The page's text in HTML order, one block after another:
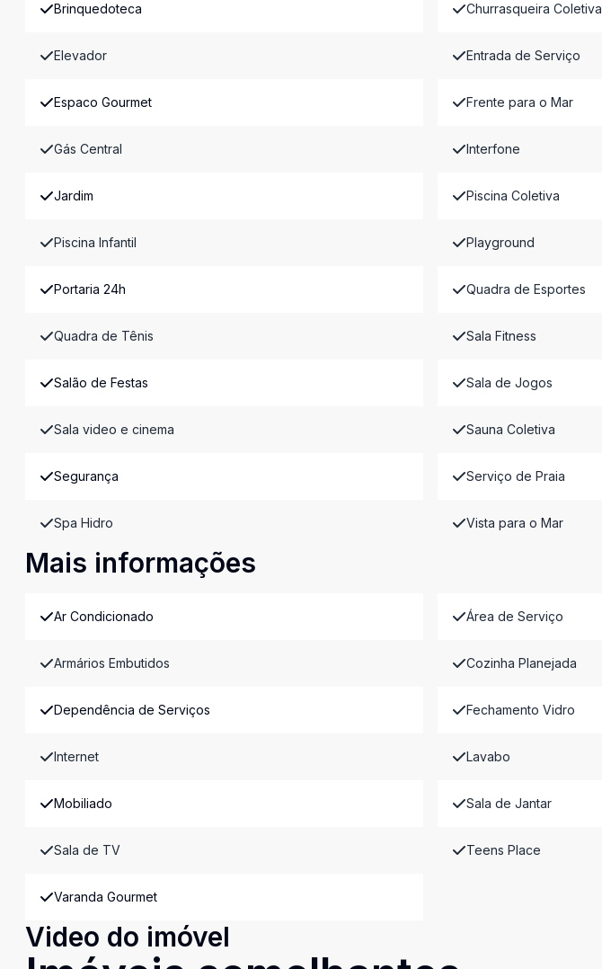
Brinquedoteca Churrasqueira Coletiva
Elevador Entrada de Serviço
Espaco Gourmet Frente para o Mar
Gás Central Interfone
Jardim Piscina Coletiva
Piscina Infantil Playground
Portaria 24h Quadra de Esportes
Quadra de Tênis Sala Fitness
Salão de Festas Sala de Jogos
Sala video e cinema Sauna Coletiva
Segurança Serviço de Praia
Spa Hidro Vista para o Mar
Mais informações
Ar Condicionado Área de Serviço
Armários Embutidos Cozinha Planejada
Dependência de Serviços Fechamento Vidro
Internet Lavabo
Mobiliado Sala de Jantar
Sala de TV Teens Place
Varanda Gourmet
Video do imóvel